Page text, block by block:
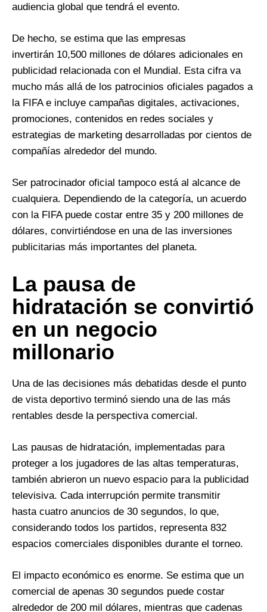
audiencia global que tendrá el evento.
De hecho, se estima que las empresas
invertirán 10,500 millones de dólares adicionales en
publicidad relacionada con el Mundial. Esta cifra va
mucho más allá de los patrocinios oficiales pagados a
la FIFA e incluye campañas digitales, activaciones,
promociones, contenidos en redes sociales y
estrategias de marketing desarrolladas por cientos de
compañías alrededor del mundo.
Ser patrocinador oficial tampoco está al alcance de
cualquiera. Dependiendo de la categoría, un acuerdo
con la FIFA puede costar entre 35 y 200 millones de
dólares, convirtiéndose en una de las inversiones
publicitarias más importantes del planeta.
La pausa de
hidratación se convirtió
en un negocio
millonario
Una de las decisiones más debatidas desde el punto
de vista deportivo terminó siendo una de las más
rentables desde la perspectiva comercial.
Las pausas de hidratación, implementadas para
proteger a los jugadores de las altas temperaturas,
también abrieron un nuevo espacio para la publicidad
televisiva. Cada interrupción permite transmitir
hasta cuatro anuncios de 30 segundos, lo que,
considerando todos los partidos, representa 832
espacios comerciales disponibles durante el torneo.
El impacto económico es enorme. Se estima que un
comercial de apenas 30 segundos puede costar
alrededor de 200 mil dólares, mientras que cadenas